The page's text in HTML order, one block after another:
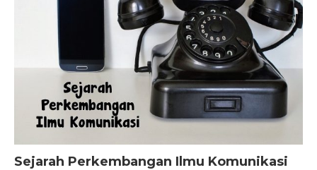
Sejarah Perkembangan Ilmu Komunikasi